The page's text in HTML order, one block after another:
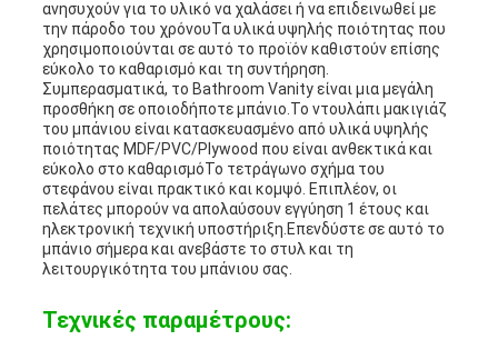
ανησυχούν για το υλικό να χαλάσει ή να επιδεινωθεί με
την πάροδο του χρόνουΤα υλικά υψηλής ποιότητας που
χρησιμοποιούνται σε αυτό το προϊόν καθιστούν επίσης
εύκολο το καθαρισμό και τη συντήρηση.
Συμπερασματικά, το Bathroom Vanity είναι μια μεγάλη
προσθήκη σε οποιοδήποτε μπάνιο.Το ντουλάπι μακιγιάζ
του μπάνιου είναι κατασκευασμένο από υλικά υψηλής
ποιότητας MDF/PVC/Plywood που είναι ανθεκτικά και
εύκολο στο καθαρισμόΤο τετράγωνο σχήμα του
στεφάνου είναι πρακτικό και κομψό. Επιπλέον, οι
πελάτες μπορούν να απολαύσουν εγγύηση 1 έτους και
ηλεκτρονική τεχνική υποστήριξη.Επενδύστε σε αυτό το
μπάνιο σήμερα και ανεβάστε το στυλ και τη
λειτουργικότητα του μπάνιου σας.
Τεχνικές παραμέτρους: